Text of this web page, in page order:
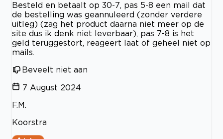
Besteld en betaalt op 30-7, pas 5-8 een mail dat
de bestelling was geannuleerd (zonder verdere
uitleg) (zag het product daarna niet meer op de
site dus ik denk niet leverbaar), pas 7-8 is het
geld teruggestort, reageert laat of geheel niet op
mails.
Beveelt niet aan
7 August 2024
F.M.
Koorstra